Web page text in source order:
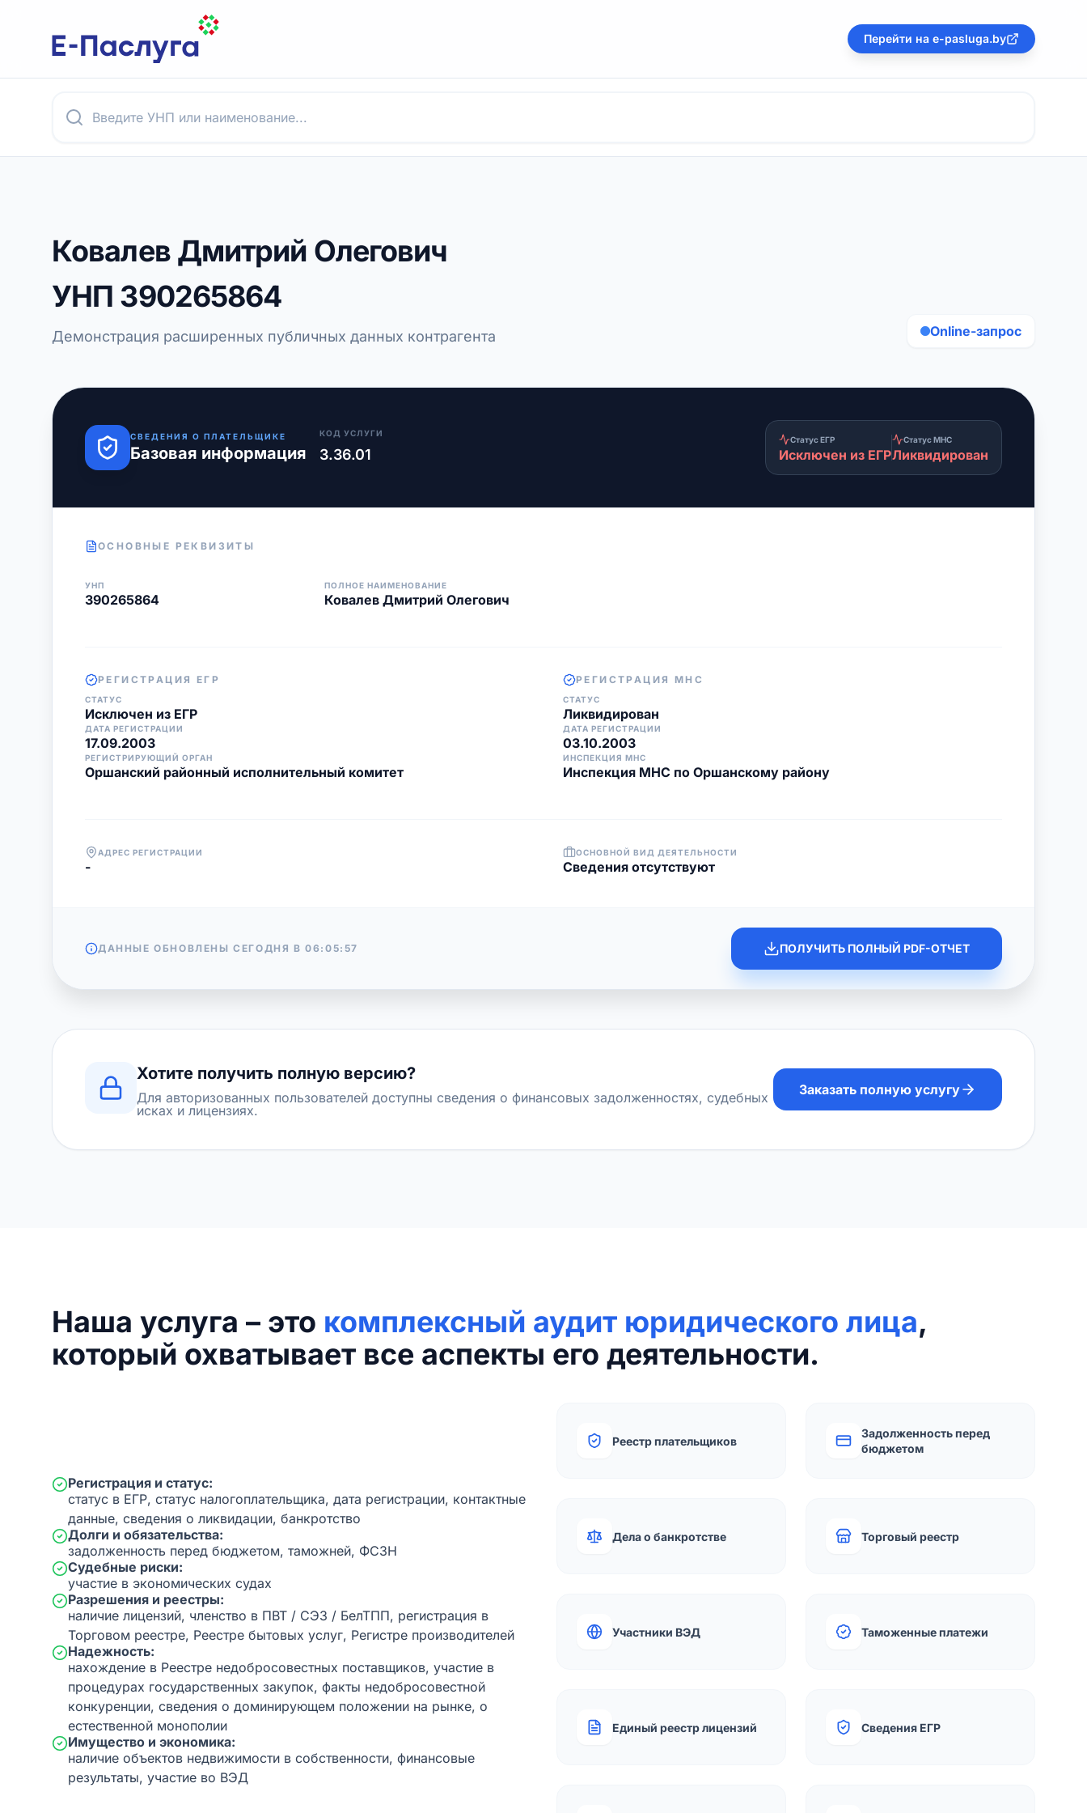
Перейти на e-pasluga.by
Ковалев Дмитрий Олегович
УНП 390265864
Демонстрация расширенных публичных данных контрагента Online-запрос
СВЕДЕНИЯ О ПЛАТЕЛЬЩИКЕ
Базовая информация
КОД УСЛУГИ
3.36.01
Статус ЕГР
Исключен из ЕГР
Статус МНС
Ликвидирован
ОСНОВНЫЕ РЕКВИЗИТЫ
УНП
390265864
ПОЛНОЕ НАИМЕНОВАНИЕ
Ковалев Дмитрий Олегович
РЕГИСТРАЦИЯ ЕГР
СТАТУС
Исключен из ЕГР
ДАТА РЕГИСТРАЦИИ
17.09.2003
РЕГИСТРИРУЮЩИЙ ОРГАН
Оршанский районный исполнительный комитет
РЕГИСТРАЦИЯ МНС
СТАТУС
Ликвидирован
ДАТА РЕГИСТРАЦИИ
03.10.2003
ИНСПЕКЦИЯ МНС
Инспекция МНС по Оршанскому району
АДРЕС РЕГИСТРАЦИИ
-
ОСНОВНОЙ ВИД ДЕЯТЕЛЬНОСТИ
Cведения отсутствуют
ДАННЫЕ ОБНОВЛЕНЫ СЕГОДНЯ В06:05:57 ПОЛУЧИТЬ ПОЛНЫЙ PDF-ОТЧЕТ
Хотите получить полную версию?
Для авторизованных пользователей доступны сведения о финансовых задолженностях, судебных
исках и лицензиях.
Заказать полную услугу
Наша услуга – это комплексный аудит юридического лица,
который охватывает все аспекты его деятельности.
Регистрация и статус:
статус в ЕГР, статус налогоплательщика, дата регистрации, контактные
данные, сведения о ликвидации, банкротство
Долги и обязательства:
задолженность перед бюджетом, таможней, ФСЗН
Судебные риски:
участие в экономических судах
Разрешения и реестры:
наличие лицензий, членство в ПВТ / СЭЗ / БелТПП, регистрация в
Торговом реестре, Реестре бытовых услуг, Регистре производителей
Надежность:
нахождение в Реестре недобросовестных поставщиков, участие в
процедурах государственных закупок, факты недобросовестной
конкуренции, сведения о доминирующем положении на рынке, о
естественной монополии
Имущество и экономика:
наличие объектов недвижимости в собственности, финансовые
результаты, участие во ВЭД
Реестр плательщиков
Задолженность перед
бюджетом
Дела о банкротстве Торговый реестр
Участники ВЭД Таможенные платежи
Единый реестр лицензий Сведения ЕГР